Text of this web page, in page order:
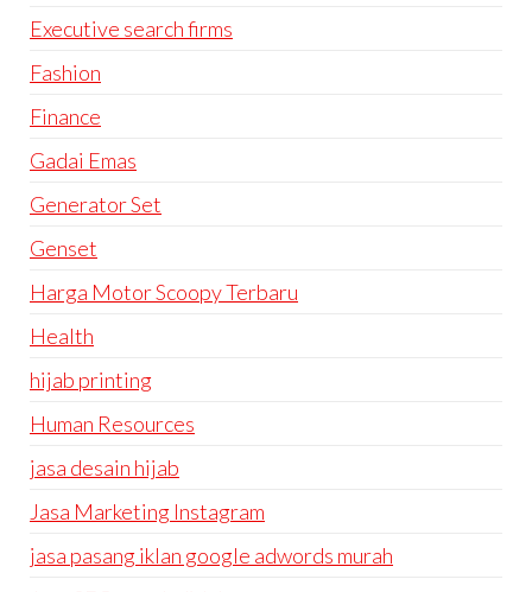
Executive search firms
Fashion
Finance
Gadai Emas
Generator Set
Genset
Harga Motor Scoopy Terbaru
Health
hijab printing
Human Resources
jasa desain hijab
Jasa Marketing Instagram
jasa pasang iklan google adwords murah